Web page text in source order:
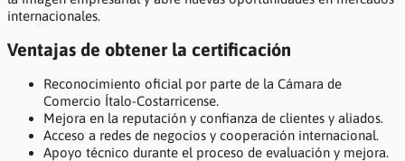
internacionales.
Ventajas de obtener la certificación
Reconocimiento oficial por parte de la Cámara de
Comercio Ítalo-Costarricense.
Mejora en la reputación y confianza de clientes y aliados.
Acceso a redes de negocios y cooperación internacional.
Apoyo técnico durante el proceso de evaluación y mejora.